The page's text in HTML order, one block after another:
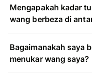
Mengapakah kadar
wang berbeza di
Bagaimanakah saya
menukar wang saya?